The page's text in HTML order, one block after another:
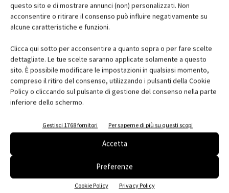
questo sito e di mostrare annunci (non) personalizzati. Non
acconsentire o ritirare il consenso può influire negativamente su
alcune caratteristiche e funzioni.
Clicca qui sotto per acconsentire a quanto sopra o per fare scelte
dettagliate. Le tue scelte saranno applicate solamente a questo
sito. È possibile modificare le impostazioni in qualsiasi momento,
compreso il ritiro del consenso, utilizzando i pulsanti della Cookie
Policy o cliccando sul pulsante di gestione del consenso nella parte
inferiore dello schermo.
Gestisci 1768 fornitori Per saperne di più su questi scopi
Accetta
Preferenze
Cookie Policy Privacy Policy
Edicola web
Abbonati e regala
Iscriviti alla newsletter